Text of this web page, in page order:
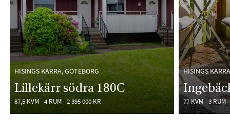
HISINGS KÄRRA, GÖTEBORG
Lillekärr södra 180C
87,5 KVM 4 RUM 2 395 000 KR
HISINGS
77 KVM 3 RUM